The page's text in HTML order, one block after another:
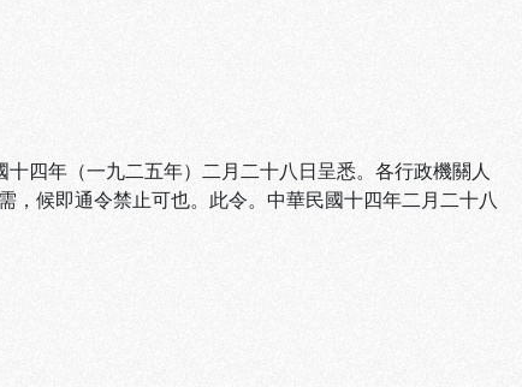
四年（一九二五年）二月二十八日呈悉。各行政機關人
，候即通令禁止可也。此令。中華民國十四年二月二十八